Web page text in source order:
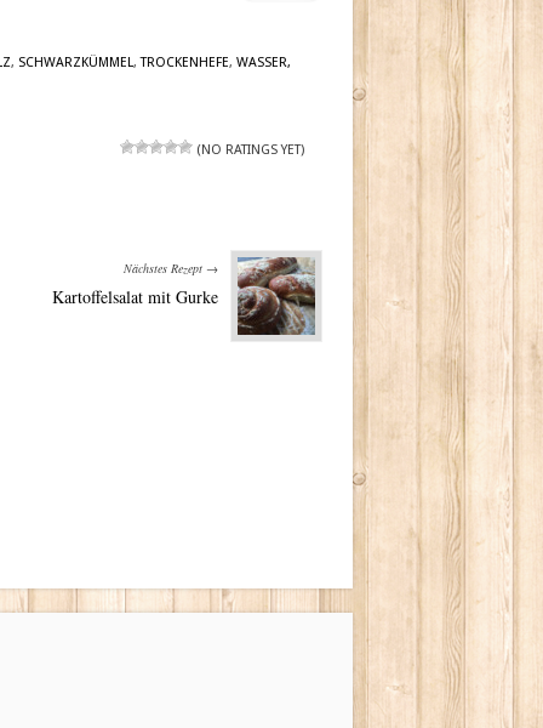
, SCHWARZKÜMMEL,TROCKENHEFE, WASSER,
(NO RATINGS YET)
Nächstes Rezept →
Kartoffelsalat mit Gurke